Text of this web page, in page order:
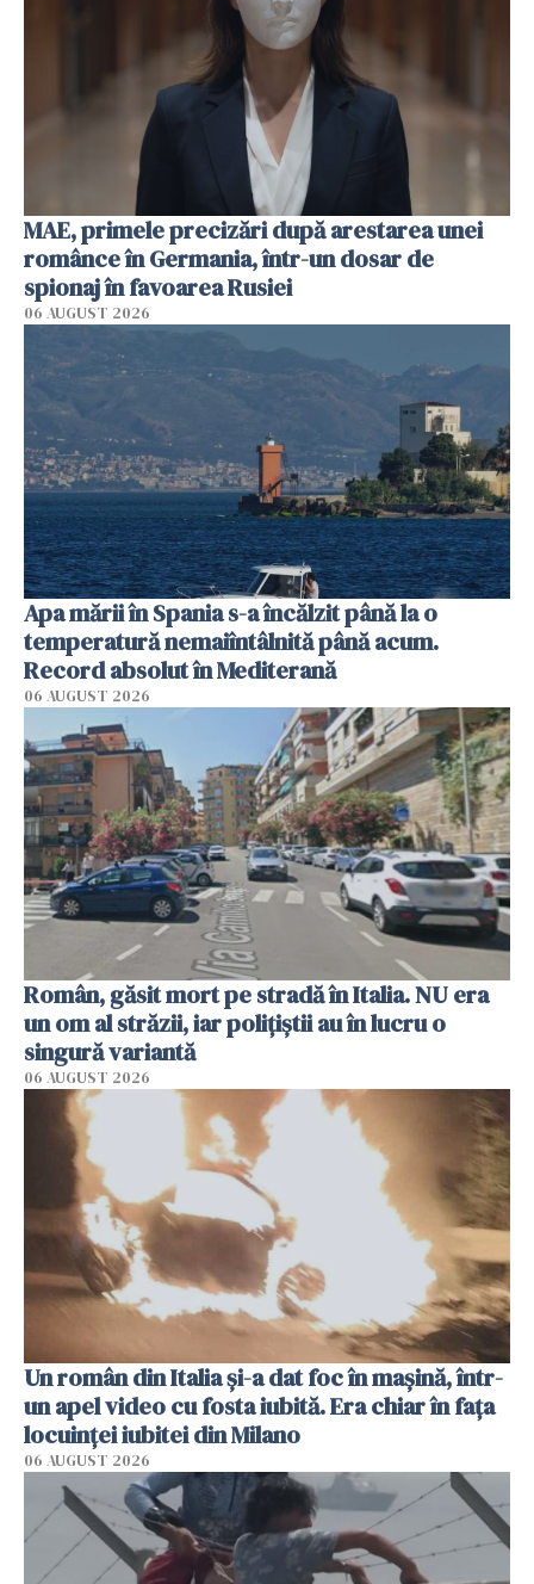
MAE, primele precizări după arestarea unei
românce în Germania, într-un dosar de
spionaj în favoarea Rusiei
06 AUGUST 2026
Apa mării în Spania s-a încălzit până la o
temperatură nemaiîntâlnită până acum.
Record absolut în Mediterană
06 AUGUST 2026
Român, găsit mort pe stradă în Italia. NU era
un om al străzii, iar polițiștii au în lucru o
singură variantă
06 AUGUST 2026
Un român din Italia și-a dat foc în mașină, într-
un apel video cu fosta iubită. Era chiar în fața
locuinței iubitei din Milano
06 AUGUST 2026